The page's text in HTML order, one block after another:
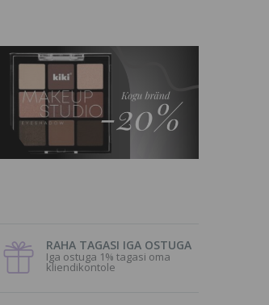
RAHA TAGASI IGA OSTUGA
Iga ostuga 1% tagasi oma
kliendikontole